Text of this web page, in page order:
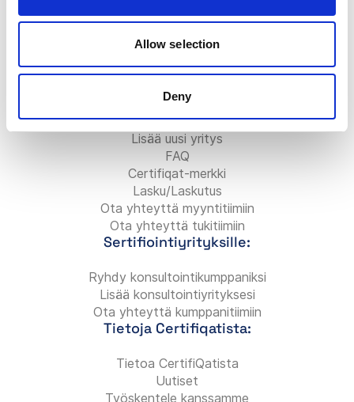
Allow selection
Deny
Käytä Certifiqat ja etsi:
Sertifioidut yritykset
Sertifiointielimet
Yrityksille:
Lisää uusi yritys
FAQ
Certifiqat-merkki
Lasku/Laskutus
Ota yhteyttä myyntitiimiin
Ota yhteyttä tukitiimiin
Sertifiointiyrityksille:
Ryhdy konsultointikumppaniksi
Lisää konsultointiyrityksesi
Ota yhteyttä kumppanitiimiin
Tietoja Certifiqatista:
Tietoa CertifiQatista
Uutiset
Työskentele kanssamme